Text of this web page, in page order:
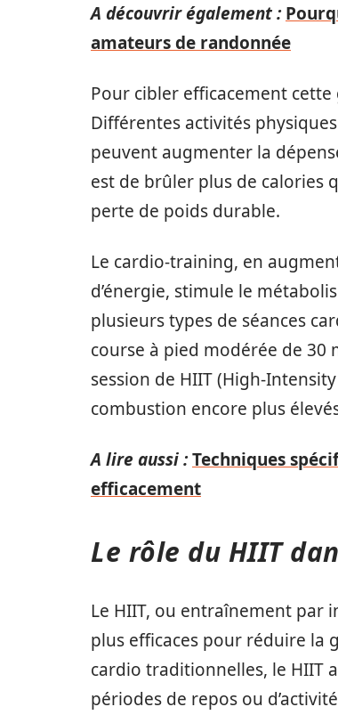
A découvrir également :
amateurs de randonnée
Pour cibler efficacement cette
Différentes activités
peuvent augmenter la
est de brûler plus de calories
perte de poids durable.
Le cardio-training, en
d’énergie, stimule le
plusieurs types de séances
course à pied modérée de 30
session de HIIT (High-
combustion encore plus
A lire aussi :Techniques
efficacement
Le rôle du HIIT
Le HIIT, ou entraînement par
plus efficaces pour réduire la
cardio traditionnelles, le HIIT
périodes de repos ou